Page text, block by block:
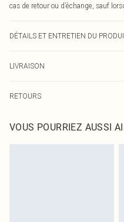
cas de retour ou d’échange, sauf
DÉTAILS ET ENTRETIEN DU
déteindre.
LIVRAISON
Livraison express France
Jusqu'à 2-3 jours ouvrables
RETOURS
pour nous retourner un article.
Veuillez noter que nous ne pouvons
VOUS POURRIEZ AUSSI